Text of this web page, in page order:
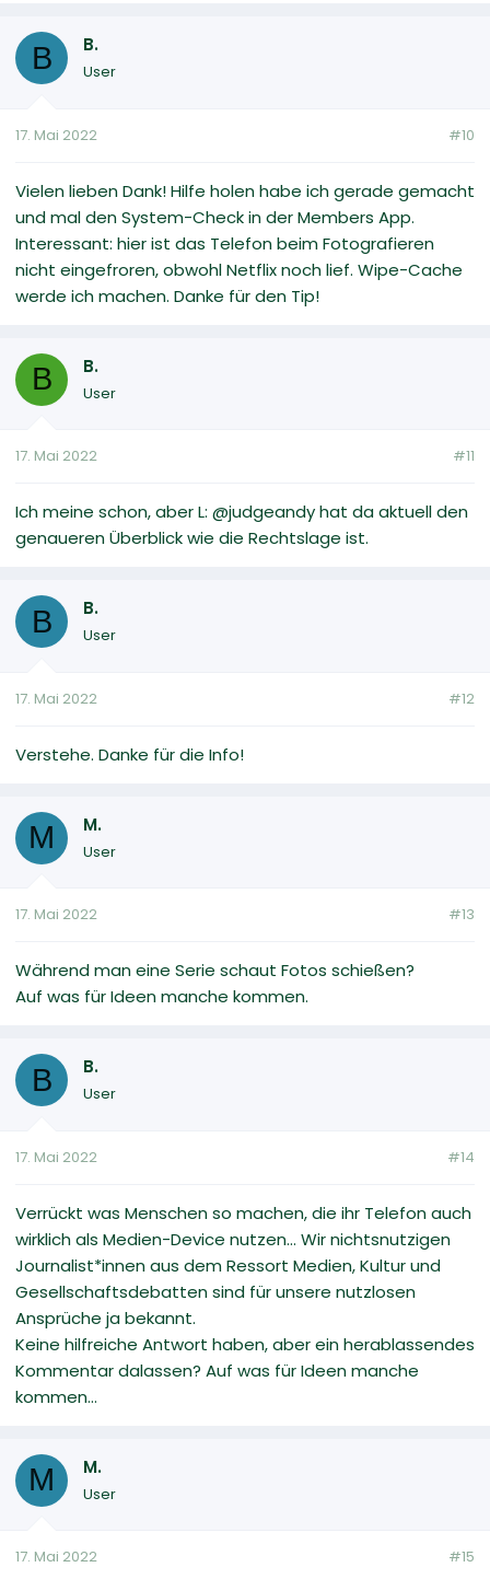
B B.
User
17. Mai 2022 #10
Vielen lieben Dank! Hilfe holen habe ich gerade gemacht
und mal den System-Check in der Members App.
Interessant: hier ist das Telefon beim Fotografieren
nicht eingefroren, obwohl Netflix noch lief. Wipe-Cache
werde ich machen. Danke für den Tip!
B B.
User
17. Mai 2022 #11
Ich meine schon, aber L: @judgeandy hat da aktuell den
genaueren Überblick wie die Rechtslage ist.
B B.
User
17. Mai 2022 #12
Verstehe. Danke für die Info!
M M.
User
17. Mai 2022 #13
Während man eine Serie schaut Fotos schießen?
Auf was für Ideen manche kommen.
B B.
User
17. Mai 2022 #14
Verrückt was Menschen so machen, die ihr Telefon auch
wirklich als Medien-Device nutzen... Wir nichtsnutzigen
Journalist*innen aus dem Ressort Medien, Kultur und
Gesellschaftsdebatten sind für unsere nutzlosen
Ansprüche ja bekannt.
Keine hilfreiche Antwort haben, aber ein herablassendes
Kommentar dalassen? Auf was für Ideen manche
kommen...
M M.
User
17. Mai 2022 #15